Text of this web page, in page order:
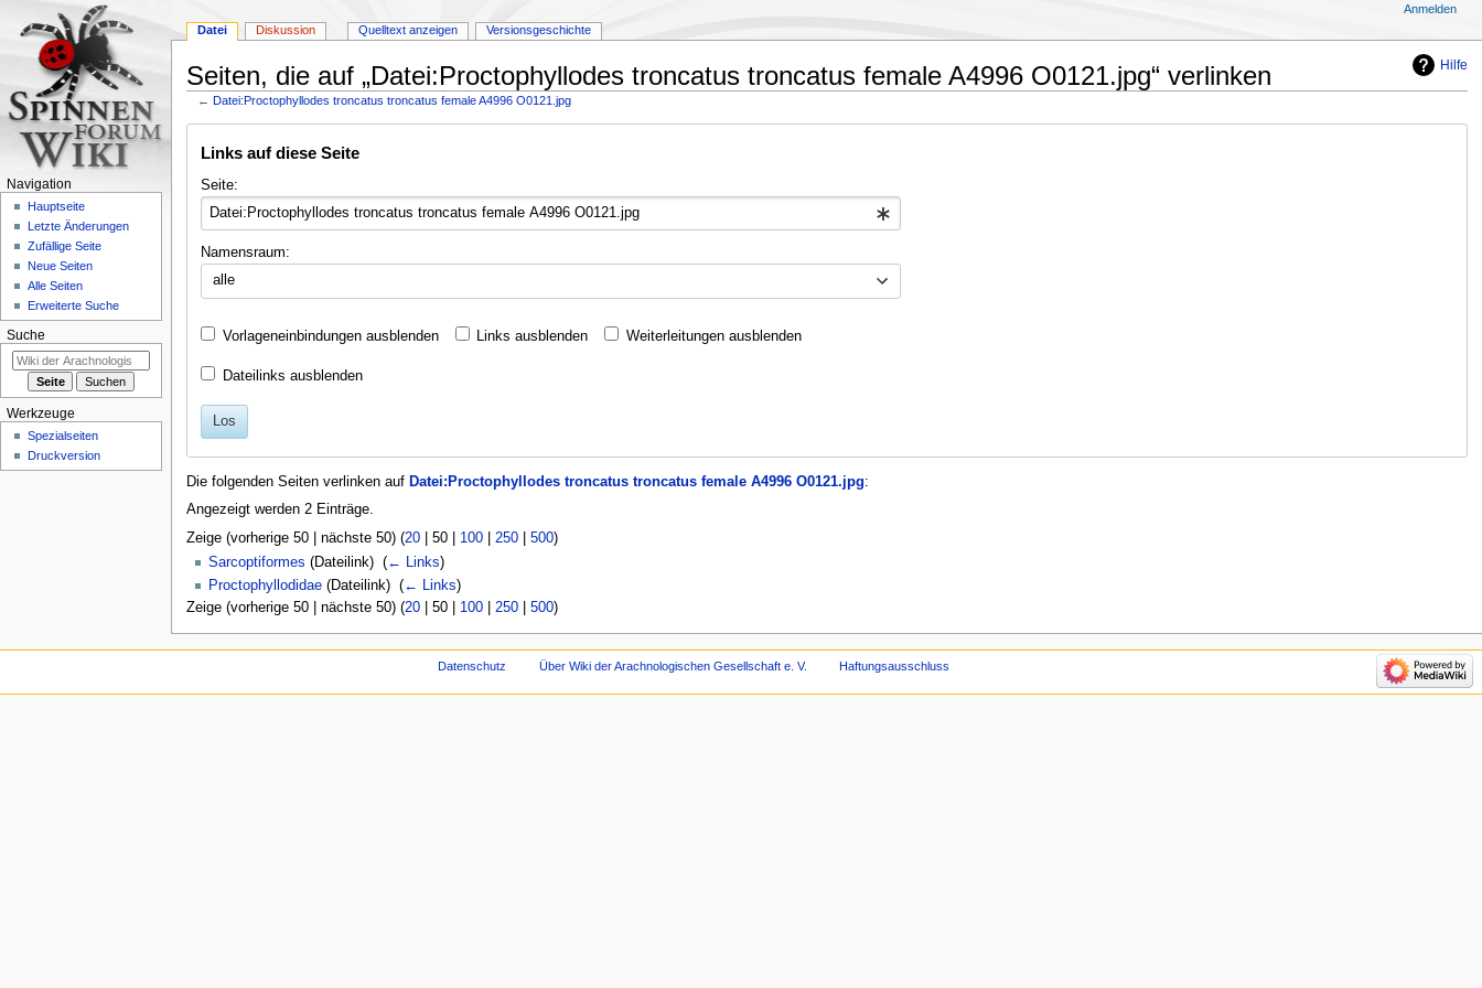
Hilfe
Seiten, die auf „Datei:Proctophyllodes troncatus troncatus female A4996 O0121.jpg“ verlinken
← Datei:Proctophyllodes troncatus troncatus female A4996 O0121.jpg
Navigation
Suche
Links auf diese Seite
Seite:
Namensraum:
alle
Vorlageneinbindungen ausblenden Links ausblenden Weiterleitungen ausblenden
Dateilinks ausblenden
Los
Die folgenden Seiten verlinken auf Datei:Proctophyllodes troncatus troncatus female A4996 O0121.jpg:
Angezeigt werden 2 Einträge.
Zeige (vorherige 50| nächste 50) (20| 50| 100| 250| 500)
Sarcoptiformes (Dateilink) ‎ (← Links)
Proctophyllodidae(Dateilink) ‎ (← Links)
Zeige (vorherige 50| nächste 50) (20| 50| 100| 250| 500)
Datei Diskussion Quelltext anzeigen Versionsgeschichte
Anmelden
Navigation
Hauptseite
Letzte Änderungen
Zufällige Seite
Neue Seiten
Alle Seiten
Erweiterte Suche
Suche
Werkzeuge
Spezialseiten
Druckversion
Datenschutz Über Wiki der Arachnologischen Gesellschaft e. V. Haftungsausschluss